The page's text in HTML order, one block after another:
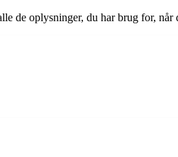
de oplysninger, du har brug for,